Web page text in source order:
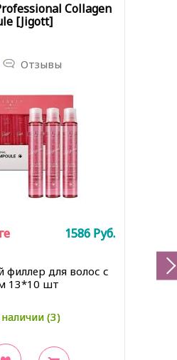
Collagen
[Jigott]
Отзывы
филлер для волос с
13*10 шт
(3)
1586 Руб.
(3)
1586 Руб.